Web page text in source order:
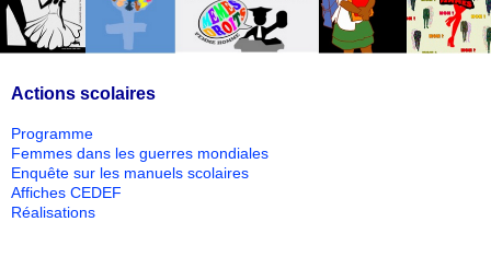
Actions scolaires
Programme
Femmes dans les guerres mondiales
Enquête sur les manuels scolaires
Affiches CEDEF
Réalisations